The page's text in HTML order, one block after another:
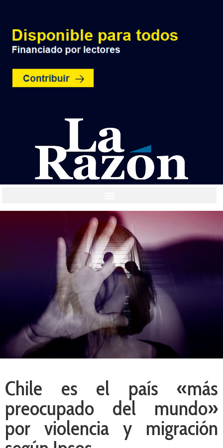
Chile es el país «más
preocupado del mundo»
por violencia y migración